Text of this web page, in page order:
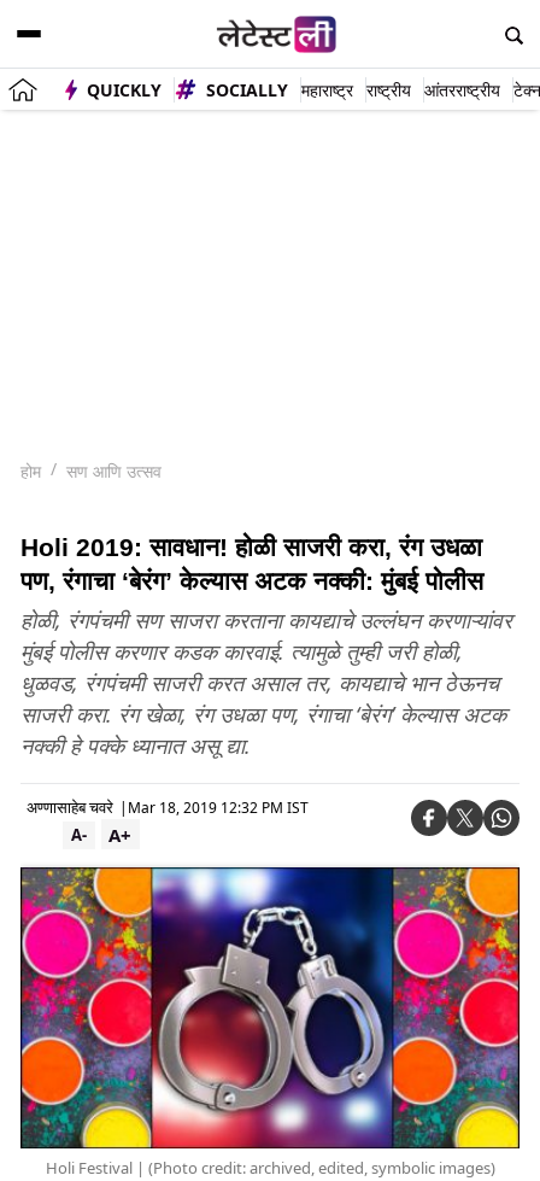
QUICKLY SOCIALLY महाराष्ट्र राष्ट्रीय आंतरराष्ट्रीय
होम सण आणि उत्सव
Holi 2019: सावधान! होळी साजरी करा, रंग उधळा
पण, रंगाचा ‘बेरंग’ केल्यास अटक नक्की: मुंबई पोलीस
होळी, रंगपंचमी सण साजरा करताना कायद्याचे उल्लंघन करणाऱ्यांवर
मुंबई पोलीस करणार कडक कारवाई. त्यामुळे तुम्ही जरी होळी,
धुळवड, रंगपंचमी साजरी करत असाल तर, कायद्याचे भान ठेऊनच
साजरी करा. रंग खेळा, रंग उधळा पण, रंगाचा ‘बेरंग’ केल्यास अटक
नक्की हे पक्के ध्यानात असू द्या.
अण्णासाहेब चवरे | Mar 18, 2019 12:32 PM IST
A+
A-
Holi Festival | (Photo credit: archived, edited, symbolic images)